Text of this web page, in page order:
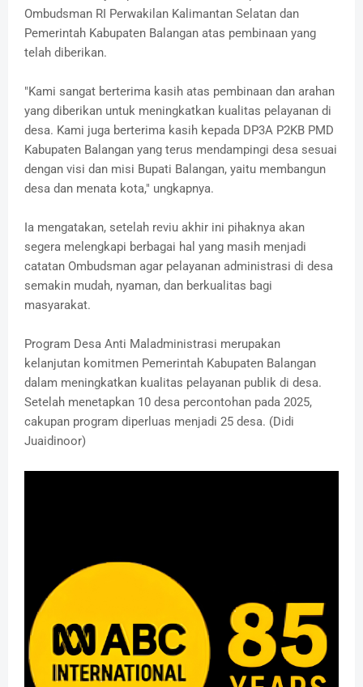
Ombudsman RI Perwakilan Kalimantan Selatan dan
Pemerintah Kabupaten Balangan atas pembinaan yang
telah diberikan.
"Kami sangat berterima kasih atas pembinaan dan arahan
yang diberikan untuk meningkatkan kualitas pelayanan di
desa. Kami juga berterima kasih kepada DP3A P2KB PMD
Kabupaten Balangan yang terus mendampingi desa sesuai
dengan visi dan misi Bupati Balangan, yaitu membangun
desa dan menata kota," ungkapnya.
Ia mengatakan, setelah reviu akhir ini pihaknya akan
segera melengkapi berbagai hal yang masih menjadi
catatan Ombudsman agar pelayanan administrasi di desa
semakin mudah, nyaman, dan berkualitas bagi
masyarakat.
Program Desa Anti Maladministrasi merupakan
kelanjutan komitmen Pemerintah Kabupaten Balangan
dalam meningkatkan kualitas pelayanan publik di desa.
Setelah menetapkan 10 desa percontohan pada 2025,
cakupan program diperluas menjadi 25 desa. (Didi
Juaidinoor)